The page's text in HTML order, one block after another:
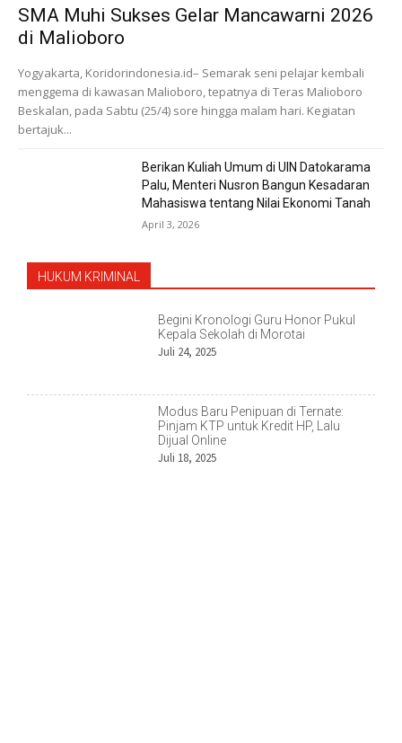
SMA Muhi Sukses Gelar Mancawarni 2026
di Malioboro
Yogyakarta, Koridorindonesia.id– Semarak seni pelajar kembali
menggema di kawasan Malioboro, tepatnya di Teras Malioboro
Beskalan, pada Sabtu (25/4) sore hingga malam hari. Kegiatan
bertajuk...
Berikan Kuliah Umum di UIN Datokarama
Palu, Menteri Nusron Bangun Kesadaran
Mahasiswa tentang Nilai Ekonomi Tanah
April 3, 2026
HUKUM KRIMINAL
Begini Kronologi Guru Honor Pukul
Kepala Sekolah di Morotai
Juli 24, 2025
Modus Baru Penipuan di Ternate:
Pinjam KTP untuk Kredit HP, Lalu
Dijual Online
Juli 18, 2025